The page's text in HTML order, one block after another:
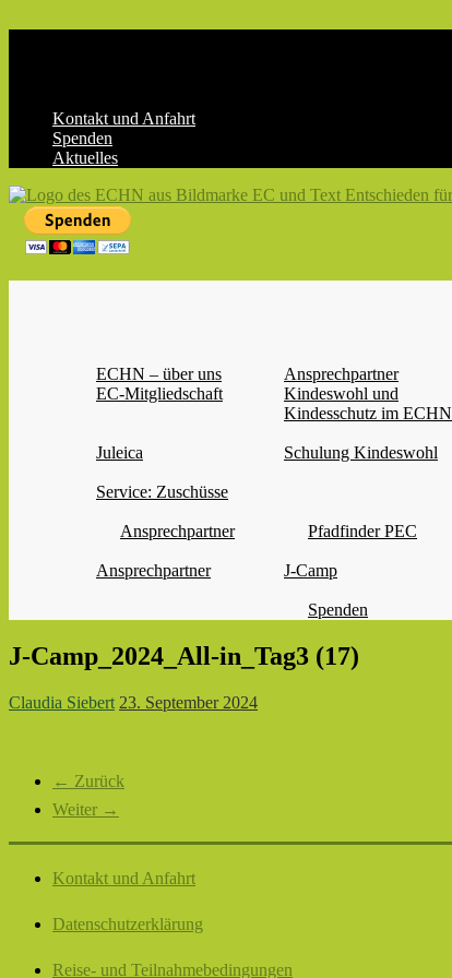
Kontakt und Anfahrt
Spenden
Aktuelles
ECHN
EC-
ECHN – über uns
Ansprechpartner
EC-Mitgliedschaft
Kindeswohl und
Kindesschutz im ECHN
Juleica
Schulung Kindeswohl
Service: Zuschüsse
Ansprechpartner
Pfadfinder PEC
Ansprechpartner
J-Camp
Spenden
J-Camp_2024_All-in_Tag3 (17)
Claudia Siebert 23. September 2024
← Zurück
Weiter →
Kontakt und Anfahrt
Datenschutzerklärung
Reise- und Teilnahmebedingungen